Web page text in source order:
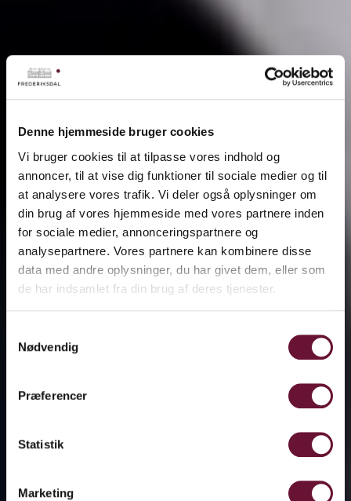
Denne hjemmeside bruger cookies
Vi bruger cookies til at tilpasse vores indhold og
annoncer, til at vise dig funktioner til sociale medier og til
at analysere vores trafik. Vi deler også oplysninger om
din brug af vores hjemmeside med vores partnere inden
for sociale medier, annonceringspartnere og
analysepartnere. Vores partnere kan kombinere disse
data med andre oplysninger, du har givet dem, eller som
de har indsamlet fra din brug af deres tjenester.
Nødvendig
Præferencer
Statistik
Marketing